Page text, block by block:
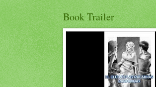
Book Trailer